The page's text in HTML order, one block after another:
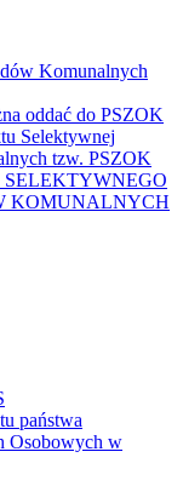
Komunalnych
oddać do PSZOK
Selektywnej
tzw. PSZOK
KOMUNALNYCH
państwa
Osobowych w